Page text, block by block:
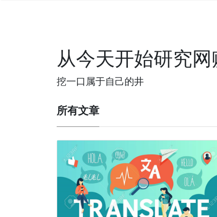
从今天开始研究网
挖一口属于自己的井
所有文章